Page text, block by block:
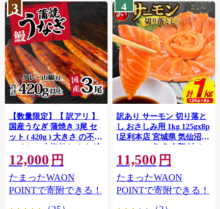
3
【数量限定】【 訳アリ 】
国産うなぎ 蒲焼き 3尾 セ
ット ( 420g ) 大きさ の不揃
い タレ・山椒付き ウナギ
鰻 ふぞろい 不揃い うな重
ひつまぶし 人気 茨城 八千
代町 ふるさと納税 冷凍
[SF951ya]
12,000 円
たまったWAON
POINTで寄附できる！
4
訳あり サーモン 切り落と
し おさしみ用 1kg 125gx8p
[足利本店 宮城県 気仙沼市
20564313] 魚 魚介類 鮭 お
刺し身 刺し身 刺身 生 生食
個包装 チリ銀鮭 銀鮭 海鮮
海鮮丼 魚介
11,500 円
たまったWAON
POINTで寄附できる！